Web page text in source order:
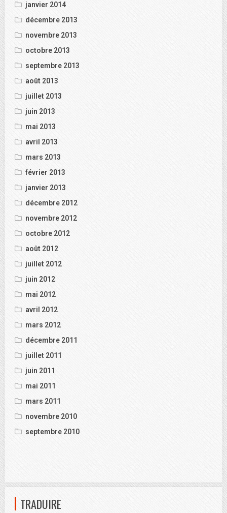
janvier 2014
décembre 2013
novembre 2013
octobre 2013
septembre 2013
août 2013
juillet 2013
juin 2013
mai 2013
avril 2013
mars 2013
février 2013
janvier 2013
décembre 2012
novembre 2012
octobre 2012
août 2012
juillet 2012
juin 2012
mai 2012
avril 2012
mars 2012
décembre 2011
juillet 2011
juin 2011
mai 2011
mars 2011
novembre 2010
septembre 2010
TRADUIRE